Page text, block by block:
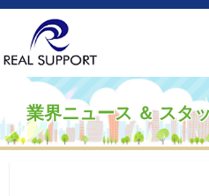
業界ニュース ＆ スタ